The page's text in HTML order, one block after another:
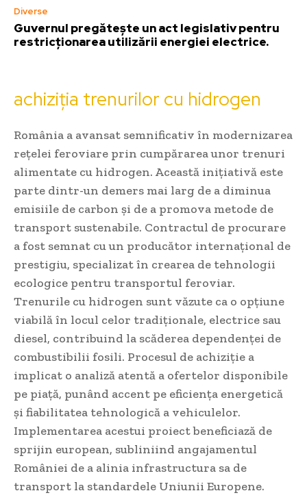
Diverse
Guvernul pregătește un act legislativ pentru
restricționarea utilizării energiei electrice.
achiziția trenurilor cu hidrogen
România a avansat semnificativ în modernizarea
rețelei feroviare prin cumpărarea unor trenuri
alimentate cu hidrogen. Această inițiativă este
parte dintr-un demers mai larg de a diminua
emisiile de carbon și de a promova metode de
transport sustenabile. Contractul de procurare
a fost semnat cu un producător internațional de
prestigiu, specializat în crearea de tehnologii
ecologice pentru transportul feroviar.
Trenurile cu hidrogen sunt văzute ca o opțiune
viabilă în locul celor tradiționale, electrice sau
diesel, contribuind la scăderea dependenței de
combustibilii fosili. Procesul de achiziție a
implicat o analiză atentă a ofertelor disponibile
pe piață, punând accent pe eficiența energetică
și fiabilitatea tehnologică a vehiculelor.
Implementarea acestui proiect beneficiază de
sprijin european, subliniind angajamentul
României de a alinia infrastructura sa de
transport la standardele Uniunii Europene.